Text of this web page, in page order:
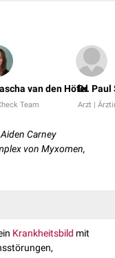
van den Höfel
Team
Dr.
Arzt |
Carney
von Myxomen,
Krankheitsbild mit